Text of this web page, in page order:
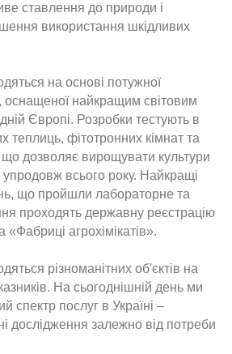
ставлення до природи і
використання шкідливих
на основі потужної
оснащеної найкращим світовим
Європі. Розробки тестують в
теплиць, фітотронних кімнат та
дозволяє вирощувати культури
всього року. Найкращі
що пройшли лабораторне та
проходять державну реєстрацію
агрохімікатів».
різноманітних об'єктів на
На сьогоднішній день ми
послуг в Україні –
дослідження залежно від потреби